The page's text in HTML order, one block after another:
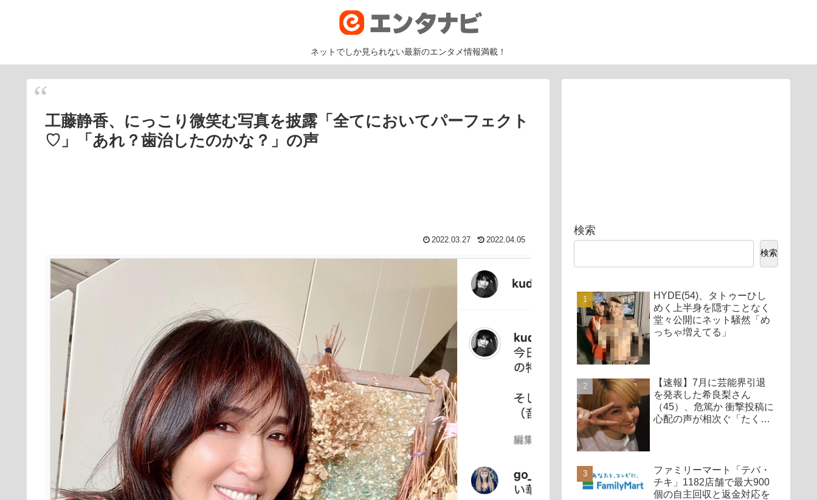
ネットでしか見られない最新のエンタメ情報満載！
工藤静香、にっこり微笑む写真を披露「全てにおいてパーフェクト
♡」「あれ？歯治したのかな？」の声
2022.03.27 2022.04.05
検索
検索
HYDE(54)、タトゥーひし
めく上半身を隠すことなく
堂々公開にネット騒然「め
っちゃ増えてる」
【速報】7月に芸能界引退
を発表した希良梨さん
（45）、危篤か 衝撃投稿に
心配の声が相次ぐ「たくさ
ファミリーマート「テバ・
チキ」1182店舗で最大900
個の自主回収と返金対応を